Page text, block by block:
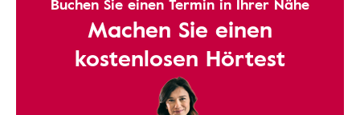
Buchen Sie einen Termin in Ihrer Nähe
Machen Sie einen
kostenlosen Hörtest